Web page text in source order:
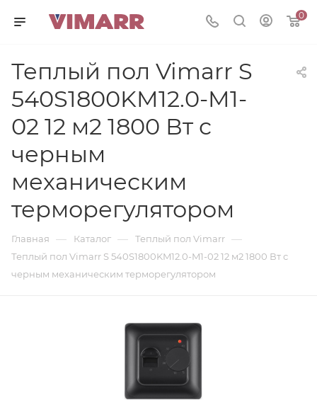
0
Теплый пол Vimarr S
540S1800KM12.0-M1-
02 12 м2 1800 Вт с
черным
механическим
терморегулятором
Главная — Каталог — Теплый пол Vimarr —
Теплый пол Vimarr S 540S1800KM12.0-M1-02 12 м2 1800 Вт с
черным механическим терморегулятором